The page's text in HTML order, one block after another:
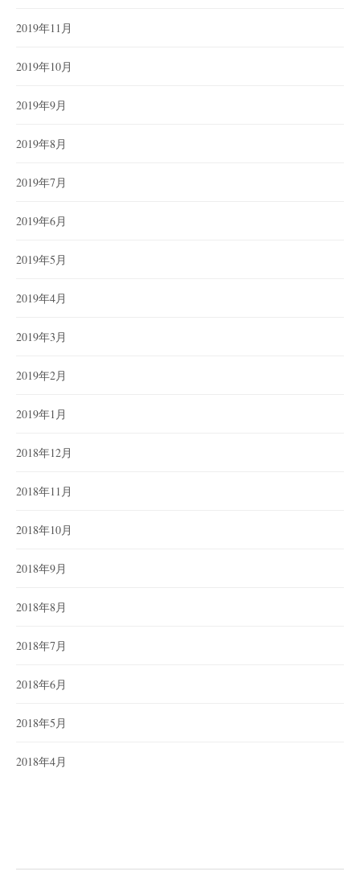
2019年11月
2019年10月
2019年9月
2019年8月
2019年7月
2019年6月
2019年5月
2019年4月
2019年3月
2019年2月
2019年1月
2018年12月
2018年11月
2018年10月
2018年9月
2018年8月
2018年7月
2018年6月
2018年5月
2018年4月